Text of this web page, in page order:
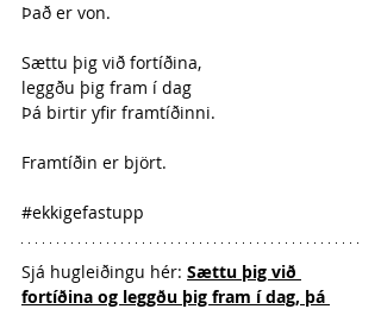
Það er von.
Sættu þig við fortíðina,
leggðu þig fram í dag
Þá birtir yfir framtíðinni.
Framtíðin er björt.
#ekkigefastupp
Sjá hugleiðingu hér: Sættu þig við
fortíðina og leggðu þig fram í dag, þá